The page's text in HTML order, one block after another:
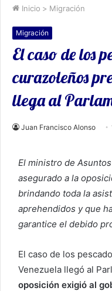
Inicio > Migración
Migración
El caso de los
curazoleños
llega al
Juan Francisco Alonso
El ministro de
asegurado a la
brindando toda la
aprehendidos y que
garantice el debido
El caso de los
Venezuela llegó al
oposición exigió al